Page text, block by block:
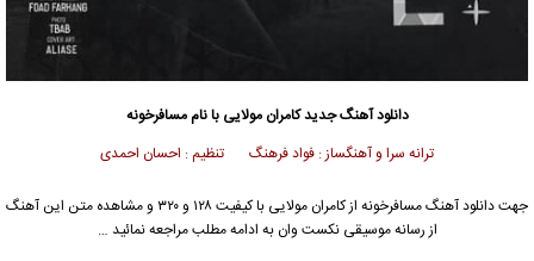
دانلود آهنگ جدیدکامران مولایی با نام مسافرخونه
ترانه سرا و آهنگساز : فواد فرهنگ تنظیم : احسان احمدی
جهت دانلود آهنگ مسافرخونه ازکامران مولایی
با کیفیت ۱۲۸ و ۳۲۰ و مشاهده متن این آهنگ
از رسانه موسیقی نکست وان به ادامه مطلب مراجعه نمائید …